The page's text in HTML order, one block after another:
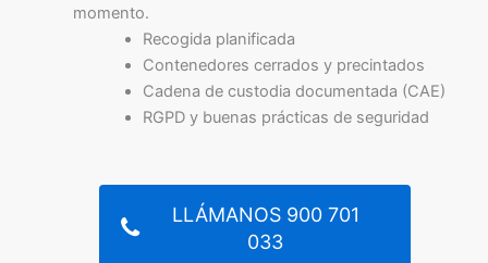
momento.
Recogida planificada
Contenedores cerrados y precintados
Cadena de custodia documentada (CAE)
RGPD y buenas prácticas de seguridad
LLÁMANOS 900 701
033